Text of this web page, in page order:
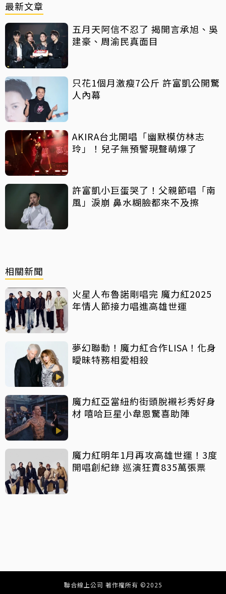
最新文章
五月天阿信不忍了 揭開言承旭、吳
建豪、周渝民真面目
只花1個月激瘦7公斤 許富凱公開驚
人內幕
AKIRA台北開唱「幽默模仿林志
玲」！兒子無預警現聲萌爆了
許富凱小巨蛋哭了！父親節唱「南
風」淚崩 鼻水糊臉都來不及擦
相關新聞
火星人布魯諾剛唱完 魔力紅2025
年情人節接力唱進高雄世運
夢幻聯動！魔力紅合作LISA！化身
曖昧特務相愛相殺
魔力紅亞當紐約街頭脫襯衫秀好身
材 嘻哈巨星小韋恩驚喜助陣
魔力紅明年1月再攻高雄世運！3度
開唱創紀錄 巡演狂賣835萬張票
聯合線上公司 著作權所有 ©2025